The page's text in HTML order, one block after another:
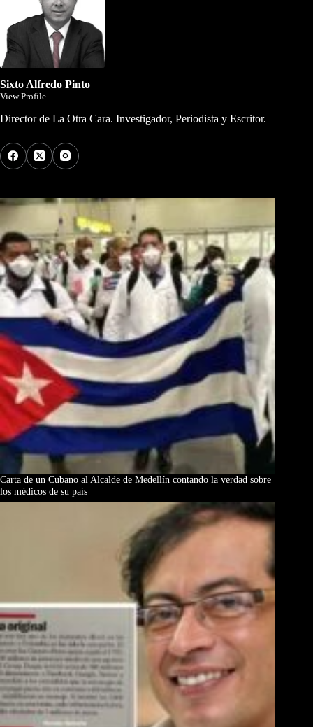
Sixto Alfredo Pinto
View Profile
Director de La Otra Cara. Investigador, Periodista y Escritor.
Carta de un Cubano al Alcalde de Medellín contando la verdad sobre
los médicos de su país